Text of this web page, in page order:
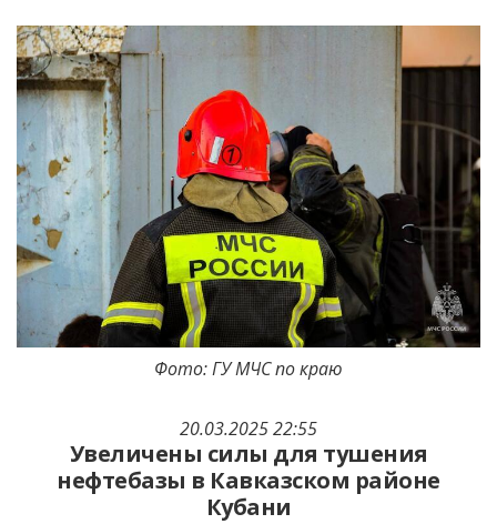
20.03.2025 22:55
Увеличены силы для тушения
нефтебазы в Кавказском районе
Кубани
Фото: ГУ МЧС по краю